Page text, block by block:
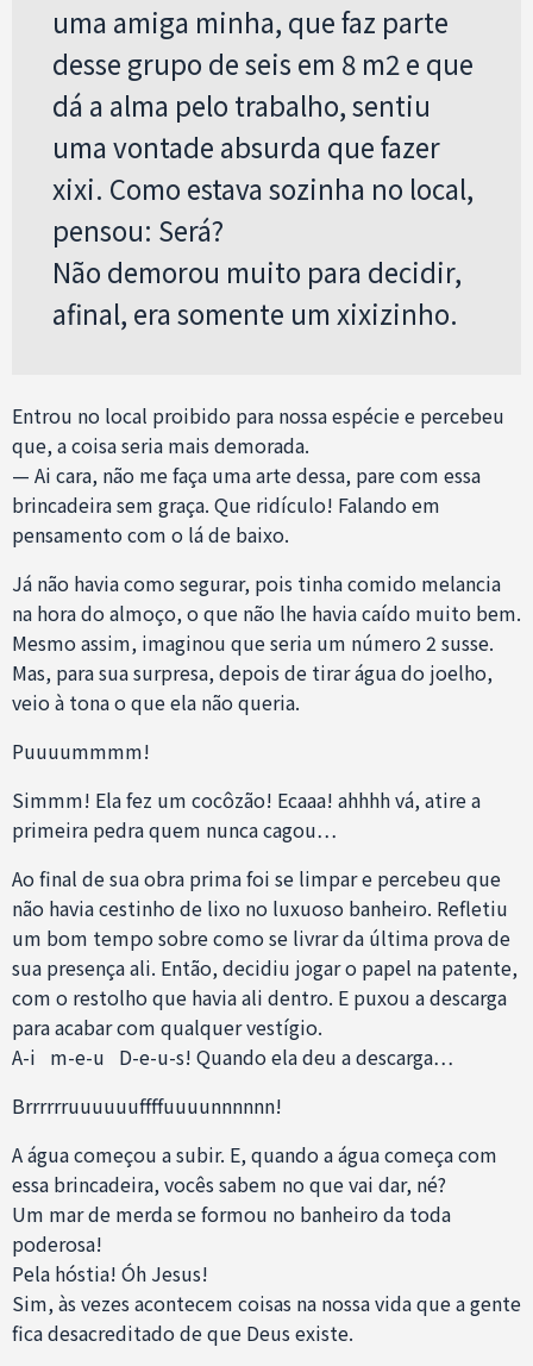
uma amiga minha, que faz parte
desse grupo de seis em 8 m2 e que
dá a alma pelo trabalho, sentiu
uma vontade absurda que fazer
xixi. Como estava sozinha no local,
pensou: Será?
Não demorou muito para decidir,
afinal, era somente um xixizinho.
Entrou no local proibido para nossa espécie e percebeu
que, a coisa seria mais demorada.
— Ai cara, não me faça uma arte dessa, pare com essa
brincadeira sem graça. Que ridículo! Falando em
pensamento com o lá de baixo.
Já não havia como segurar, pois tinha comido melancia
na hora do almoço, o que não lhe havia caído muito bem.
Mesmo assim, imaginou que seria um número 2 susse.
Mas, para sua surpresa, depois de tirar água do joelho,
veio à tona o que ela não queria.
Puuuummmm!
Simmm! Ela fez um cocôzão! Ecaaa! ahhhh vá, atire a
primeira pedra quem nunca cagou…
Ao final de sua obra prima foi se limpar e percebeu que
não havia cestinho de lixo no luxuoso banheiro. Refletiu
um bom tempo sobre como se livrar da última prova de
sua presença ali. Então, decidiu jogar o papel na patente,
com o restolho que havia ali dentro. E puxou a descarga
para acabar com qualquer vestígio.
A-i m-e-u D-e-u-s! Quando ela deu a descarga…
Brrrrrruuuuuuffffuuuunnnnnn!
A água começou a subir. E, quando a água começa com
essa brincadeira, vocês sabem no que vai dar, né?
Um mar de merda se formou no banheiro da toda
poderosa!
Pela hóstia! Óh Jesus!
Sim, às vezes acontecem coisas na nossa vida que a gente
fica desacreditado de que Deus existe.